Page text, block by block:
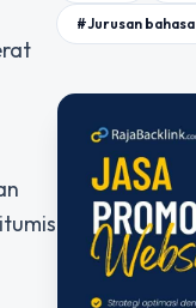
#Jurusan